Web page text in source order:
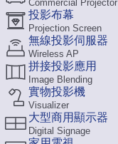
Commercial Projector
投影布幕
Projection Screen
無線投影伺服器
Wireless AP
拼接投影應用
Image Blending
實物投影機
Visualizer
大型商用顯示器
Digital Signage